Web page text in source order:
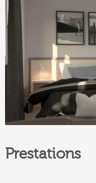
Prestations